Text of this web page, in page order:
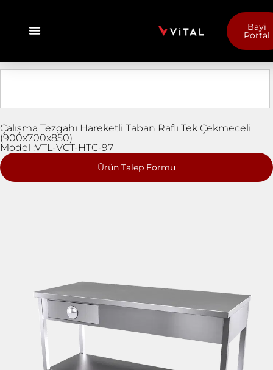
Bayi
Portal
Çalışma Tezgahı Hareketli Taban Raflı Tek Çekmeceli
(900x700x850)
Model :VTL-VCT-HTC-97
Ürün Talep Formu